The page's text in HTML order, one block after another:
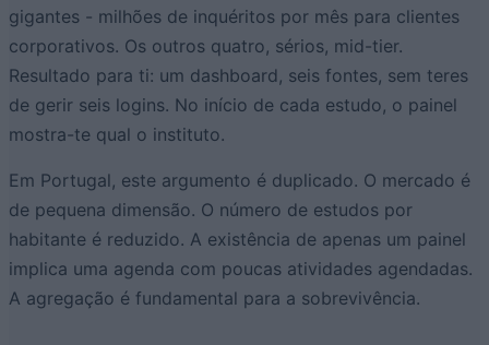
gigantes - milhões de inquéritos por mês para clientes
corporativos. Os outros quatro, sérios, mid-tier.
Resultado para ti: um dashboard, seis fontes, sem teres
de gerir seis logins. No início de cada estudo, o painel
mostra-te qual o instituto.
Em Portugal, este argumento é duplicado. O mercado é
de pequena dimensão. O número de estudos por
habitante é reduzido. A existência de apenas um painel
implica uma agenda com poucas atividades agendadas.
A agregação é fundamental para a sobrevivência.